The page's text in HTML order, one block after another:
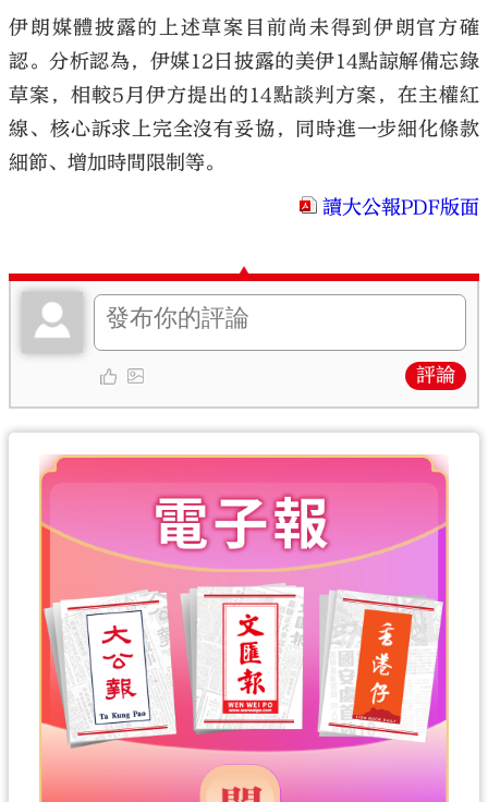
伊朗媒體披露的上述草案目前尚未得到伊朗官方確
認。分析認為，伊媒12日披露的美伊14點諒解備忘錄
草案，相較5月伊方提出的14點談判方案，在主權紅
線、核心訴求上完全沒有妥協，同時進一步細化條款
細節、增加時間限制等。
讀大公報PDF版面
評論